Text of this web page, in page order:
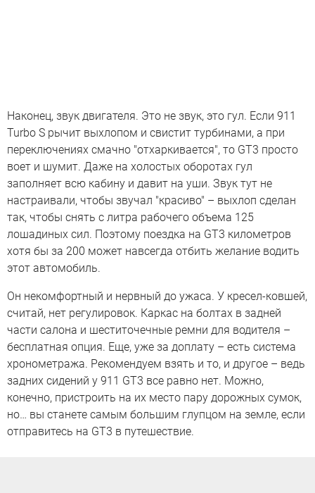
Наконец, звук двигателя. Это не звук, это гул. Если 911
Turbo S рычит выхлопом и свистит турбинами, а при
переключениях смачно "отхаркивается", то GT3 просто
воет и шумит. Даже на холостых оборотах гул
заполняет всю кабину и давит на уши. Звук тут не
настраивали, чтобы звучал "красиво" – выхлоп сделан
так, чтобы снять с литра рабочего объема 125
лошадиных сил. Поэтому поездка на GT3 километров
хотя бы за 200 может навсегда отбить желание водить
этот автомобиль.
Он некомфортный и нервный до ужаса. У кресел-ковшей,
считай, нет регулировок. Каркас на болтах в задней
части салона и шеститочечные ремни для водителя –
бесплатная опция. Еще, уже за доплату – есть система
хронометража. Рекомендуем взять и то, и другое – ведь
задних сидений у 911 GT3 все равно нет. Можно,
конечно, пристроить на их место пару дорожных сумок,
но… вы станете самым большим глупцом на земле, если
отправитесь на GT3 в путешествие.